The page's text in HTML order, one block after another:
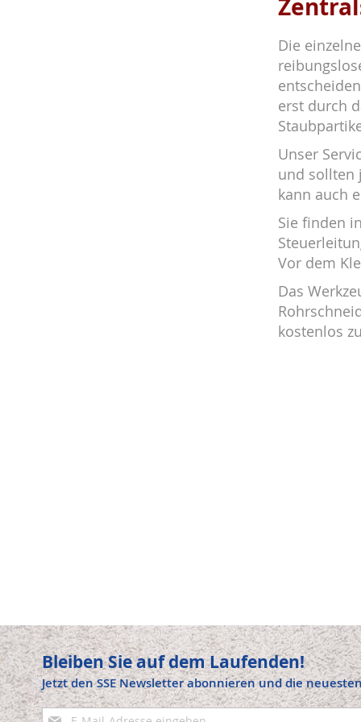
Die
erst durch
Unser
und sollten
kann auch
Sie finden
Vor dem
Das
kostenlos
Bleiben Sie auf dem Laufenden!
Jetzt den SSE Newsletter abonnieren und die
Anmeldung